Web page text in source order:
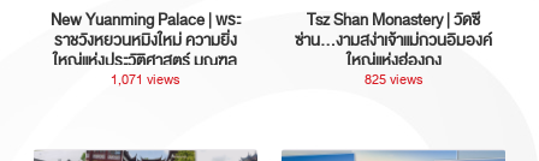
New Yuanming Palace | พระ
ราชวังหยวนหมิงใหม่ ความยิ่ง
ใหญ่แห่งประวัติศาสตร์ มณฑล
กวางตุ้ง ประเทศจีน
1,071 views
Tsz Shan Monastery | วัดซี
ซ่าน…งามสง่าเจ้าแม่กวนอิมองค์
ใหญ่แห่งฮ่องกง
825 views